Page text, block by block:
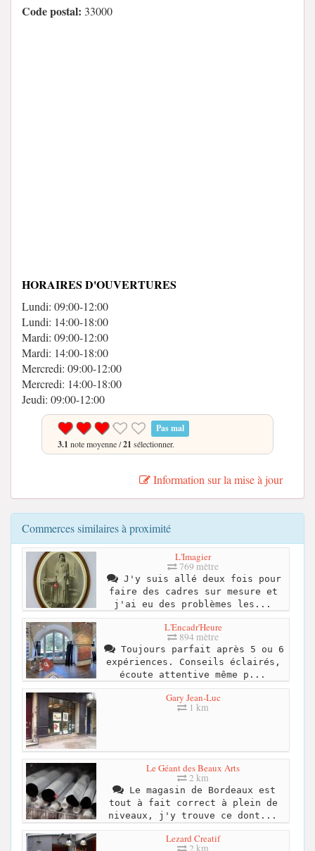
Code postal: 33000
HORAIRES D'OUVERTURES
Lundi: 09:00-12:00
Lundi: 14:00-18:00
Mardi: 09:00-12:00
Mardi: 14:00-18:00
Mercredi: 09:00-12:00
Mercredi: 14:00-18:00
Jeudi: 09:00-12:00
Pas mal
3.1 note moyenne /21 sélectionner.
Information sur la mise à jour
Commerces similaires à proximité
L'Imagier
769 mètre
J'y suis allé deux fois pour
faire des cadres sur mesure et
j'ai eu des problèmes les...
L'Encadr'Heure
894 mètre
Toujours parfait après 5 ou 6
expériences. Conseils éclairés,
écoute attentive même p...
Gary Jean-Luc
1 km
Le Géant des Beaux Arts
2 km
Le magasin de Bordeaux est
tout à fait correct à plein de
niveaux, j'y trouve ce dont...
Lezard Creatif
2 km